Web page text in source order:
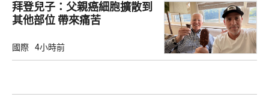
拜登兒子：父親癌細胞擴散到
其他部位 帶來痛苦
國際 4小時前